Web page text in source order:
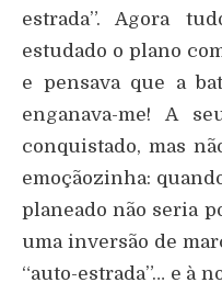
estrada”. Agora
estudado o plano
e pensava que a
enganava-me! A
conquistado, mas
emoçãozinha:
planeado não seria
uma inversão de
“auto-estrada”… e à